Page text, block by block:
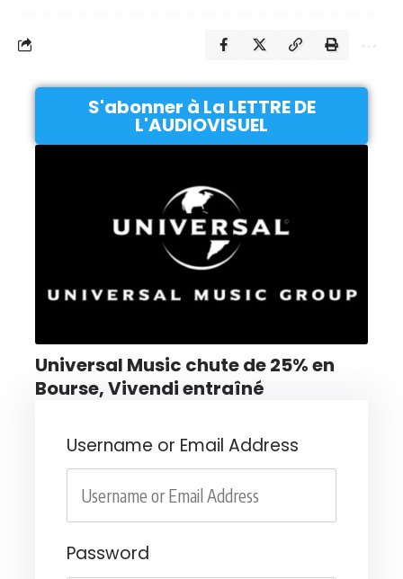
S'abonner à La LETTRE DE
L'AUDIOVISUEL
Universal Music chute de 25% en
Bourse, Vivendi entraîné
Username or Email Address
Password